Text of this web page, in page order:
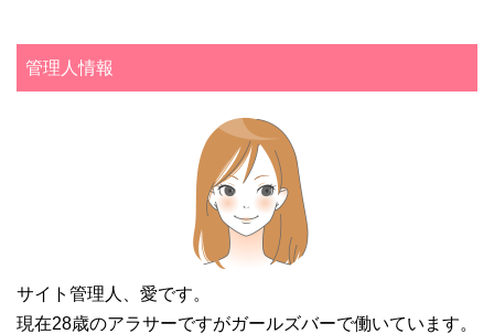
管理人情報
サイト管理人、愛です。
現在28歳のアラサーですがガールズバーで働いています。